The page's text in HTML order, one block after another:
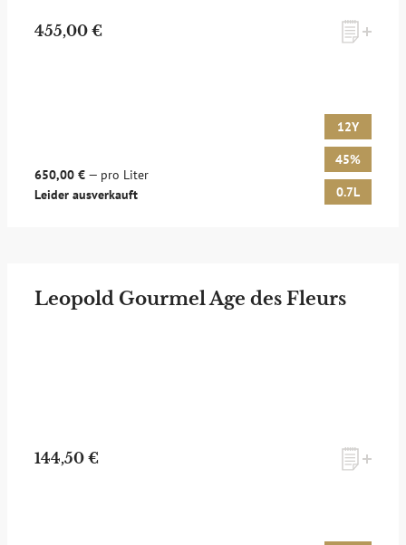
455,00 €
650,00 € — pro Liter
Leider ausverkauft
12Y
45%
0.7L
Leopold Gourmel Age des Fleurs
144,50 €